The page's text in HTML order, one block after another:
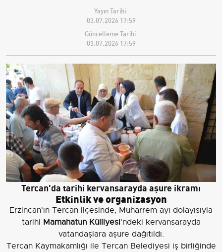
Yayın Tarihi:
03.07.2026 17:59
Güncelleme Tarihi:
03.07.2026 17:59
Tercan'da tarihi kervansarayda aşure ikramı
Etkinlik ve organizasyon
Erzincan'ın Tercan ilçesinde, Muharrem ayı dolayısıyla
tarihi Mamahatun Külliyesi'ndeki kervansarayda
vatandaşlara aşure dağıtıldı.
Tercan Kaymakamlığı ile Tercan Belediyesi iş birliğinde